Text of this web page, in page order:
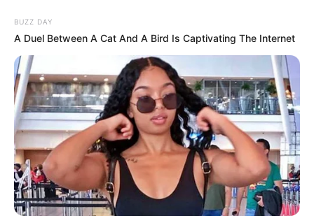
BUZZ DAY
A Duel Between A Cat And A Bird Is Captivating The Internet